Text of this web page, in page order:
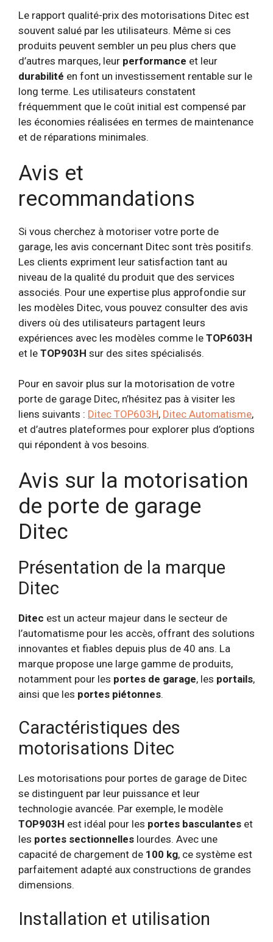
Le rapport qualité-prix des motorisations Ditec est
souvent salué par les utilisateurs. Même si ces
produits peuvent sembler un peu plus chers que
d’autres marques, leur performance et leur
durabilité en font un investissement rentable sur le
long terme. Les utilisateurs constatent
fréquemment que le coût initial est compensé par
les économies réalisées en termes de maintenance
et de réparations minimales.
Avis et
recommandations
Si vous cherchez à motoriser votre porte de
garage, les avis concernant Ditec sont très positifs.
Les clients expriment leur satisfaction tant au
niveau de la qualité du produit que des services
associés. Pour une expertise plus approfondie sur
les modèles Ditec, vous pouvez consulter des avis
divers où des utilisateurs partagent leurs
expériences avec les modèles comme le TOP603H
et le TOP903H sur des sites spécialisés.
Pour en savoir plus sur la motorisation de votre
porte de garage Ditec, n’hésitez pas à visiter les
liens suivants : Ditec TOP603H, Ditec Automatisme,
et d’autres plateformes pour explorer plus d’options
qui répondent à vos besoins.
Avis sur la motorisation
de porte de garage
Ditec
Présentation de la marque
Ditec
Ditec est un acteur majeur dans le secteur de
l’automatisme pour les accès, offrant des solutions
innovantes et fiables depuis plus de 40 ans. La
marque propose une large gamme de produits,
notamment pour les portes de garage, les portails,
ainsi que les portes piétonnes.
Caractéristiques des
motorisations Ditec
Les motorisations pour portes de garage de Ditec
se distinguent par leur puissance et leur
technologie avancée. Par exemple, le modèle
TOP903H est idéal pour les portes basculantes et
les portes sectionnelles lourdes. Avec une
capacité de chargement de 100 kg, ce système est
parfaitement adapté aux constructions de grandes
dimensions.
Installation et utilisation